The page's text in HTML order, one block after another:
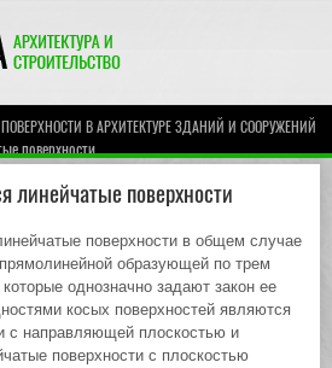
В АРХИТЕКТУРЕ ЗДАНИЙ И СООРУЖЕНИЙ
поверхности
линейчатые поверхности
поверхности в общем случае
образующей по трем
однозначно задают закон ее
косых поверхностей являются
с направляющей плоскостью и
поверхности с плоскостью